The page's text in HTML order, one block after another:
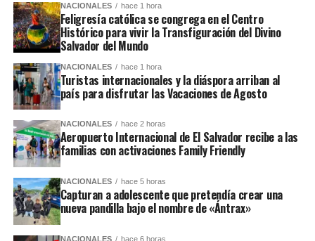
NACIONALES hace 1 hora
Feligresía católica se congrega en el Centro
Histórico para vivir la Transfiguración del Divino
Salvador del Mundo
NACIONALES hace 1 hora
Turistas internacionales y la diáspora arriban al
país para disfrutar las Vacaciones de Agosto
NACIONALES hace 2 horas
Aeropuerto Internacional de El Salvador recibe a las
familias con activaciones Family Friendly
NACIONALES hace 5 horas
Capturan a adolescente que pretendía crear una
nueva pandilla bajo el nombre de «Ántrax»
NACIONALES hace 6 horas